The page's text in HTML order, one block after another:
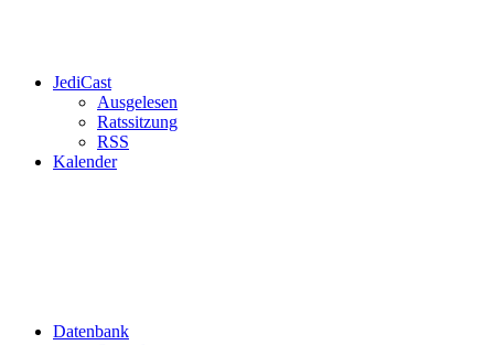
JediCast
Ausgelesen
Ratssitzung
RSS
Kalender
Datenbank